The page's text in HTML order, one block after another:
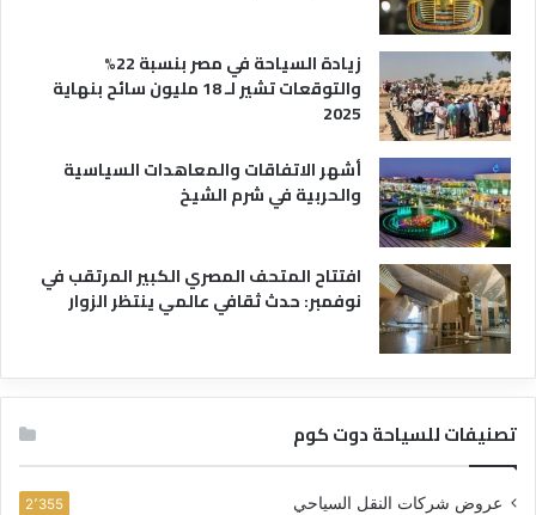
زيادة السياحة في مصر بنسبة 22%
والتوقعات تشير لـ 18 مليون سائح بنهاية
2025
أشهر الاتفاقات والمعاهدات السياسية
والحربية في شرم الشيخ
افتتاح المتحف المصري الكبير المرتقب في
نوفمبر: حدث ثقافي عالمي ينتظر الزوار
تصنيفات للسياحة دوت كوم
عروض شركات النقل السياحي 2٬355